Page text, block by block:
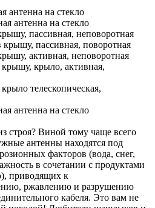
антенна на стекло
антенна на стекло
пассивная, неповоротная
крышу, пассивная, поворотная
активная, неповоротная
крышу, крыло, активная,
телескопическая,
антенна на стекло
строя? Виной тому чаще всего
антенны находятся под
факторов (вода, снег,
в сочетании с продуктами
приводящих к
ржавлению и разрушению
кабеля. Это вам не